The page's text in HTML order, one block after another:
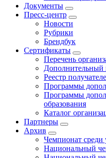
Документы
Пресс-центр
Новости
Рубрики
Брендбук
Сертификаты
Перечень
Дополнительный
Реестр
Программы
Программы
образования
Каталог
Партнеры
Архив
Чемпионат
Национальный